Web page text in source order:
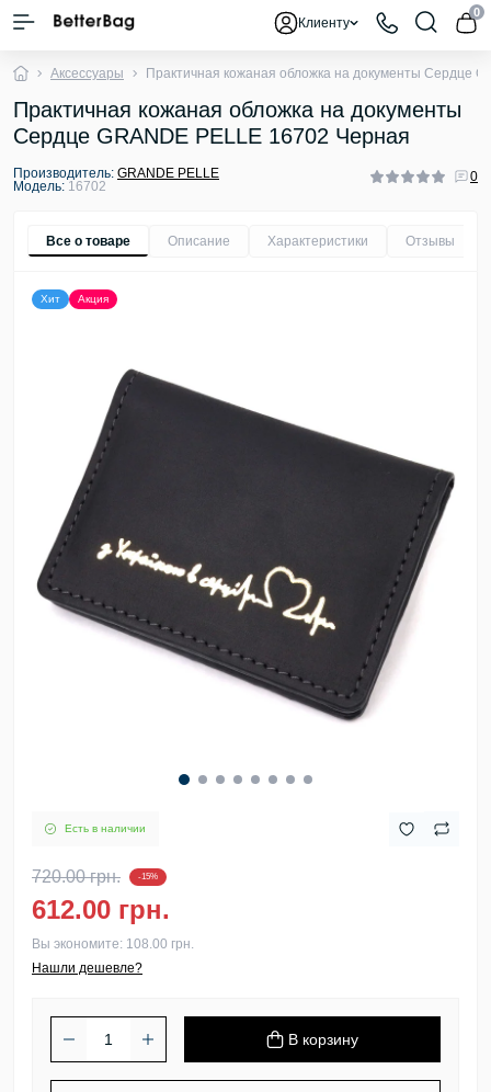
Клиенту
0
Аксессуары Практичная кожаная обложка на документы Сердце
Практичная кожаная обложка на документы
Сердце GRANDE PELLE 16702 Черная
Производитель: GRANDE PELLE
Модель: 16702
0
Все о товаре Описание Характеристики Отзывы
Хит Акция
Есть в наличии
720.00 грн. -15%
612.00 грн.
Вы экономите: 108.00 грн.
Нашли дешевле?
В корзину